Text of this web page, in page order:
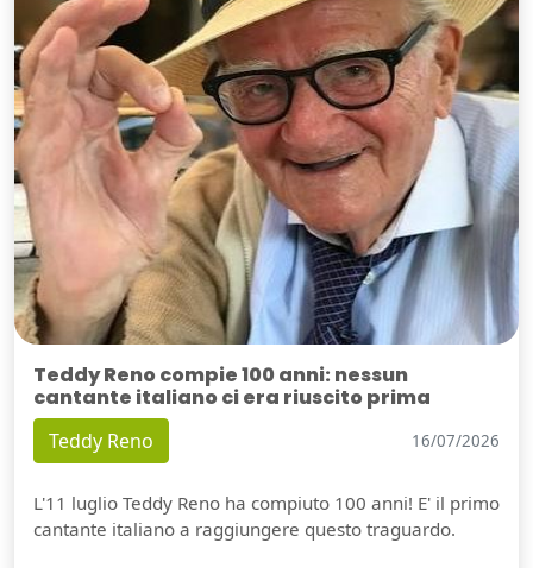
Teddy Reno compie 100 anni: nessun
cantante italiano ci era riuscito prima
Teddy Reno 16/07/2026
L'11 luglio Teddy Reno ha compiuto 100 anni! E' il primo
cantante italiano a raggiungere questo traguardo.